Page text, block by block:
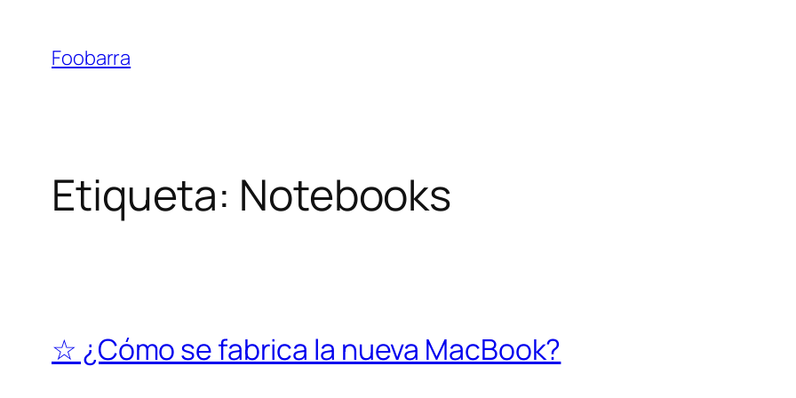
contenido
Foobarra
Etiqueta: Notebooks
☆ ¿Cómo se fabrica la nueva MacBook?